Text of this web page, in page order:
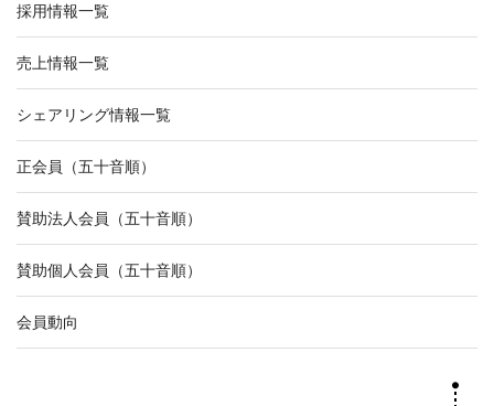
採用情報一覧
売上情報一覧
シェアリング情報一覧
正会員（五十音順）
賛助法人会員（五十音順）
賛助個人会員（五十音順）
会員動向